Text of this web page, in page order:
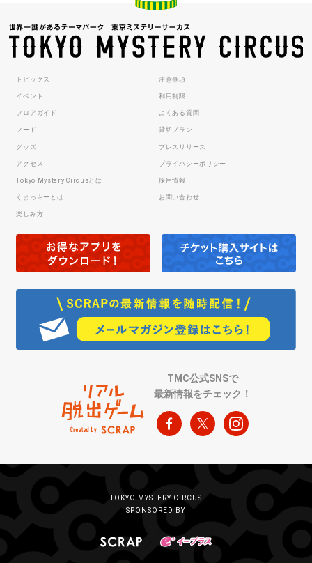
トピックス
イベント
フロアガイド
フード
グッズ
アクセス
Tokyo Mystery Circusとは
くまっキーとは
楽しみ方
注意事項
利用制限
よくある質問
貸切プラン
プレスリリース
プライバシーポリシー
採用情報
お問い合わせ
TMC公式SNSで
最新情報をチェック！
TOKYO MYSTERY CIRCUS
SPONSORED BY